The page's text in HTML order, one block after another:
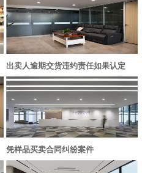
出卖人逾期交货违约责任如果认定
凭样品买卖合同纠纷案件